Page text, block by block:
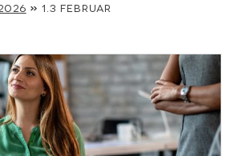
» Februar